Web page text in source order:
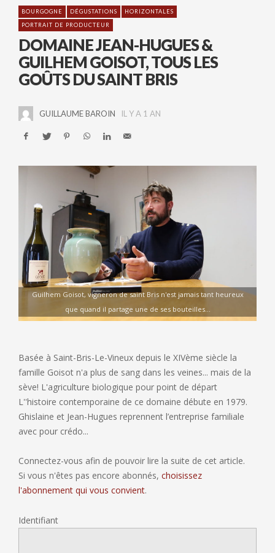
BOURGOGNE DÉGUSTATIONS
HORIZONTALES
PORTRAIT DE PRODUCTEUR
DOMAINE JEAN-HUGUES &
GUILHEM GOISOT, TOUS LES
GOÛTS DU SAINT BRIS
GUILLAUME BAROIN IL Y A 1 AN
Guilhem Goisot, vigneron de saint Bris n'est jamais tant heureux
que quand il partage une de ses bouteilles...
Basée à Saint-Bris-Le-Vineux depuis le XIVème siècle la
famille Goisot n'a plus de sang dans les veines... mais de la
sève! L'agriculture biologique pour point de départ
L''histoire contemporaine de ce domaine débute en 1979.
Ghislaine et Jean-Hugues reprennent l’entreprise familiale
avec pour crédo...
Connectez-vous afin de pouvoir lire la suite de cet article.
Si vous n'êtes pas encore abonnés, choisissez
l'abonnement qui vous convient.
Identifiant